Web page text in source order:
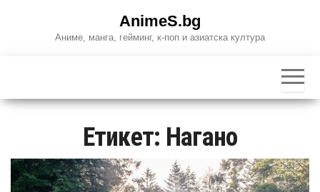
AnimeS.bg
Аниме, манга, гейминг, к-поп и азиатска култура
Етикет: Нагано